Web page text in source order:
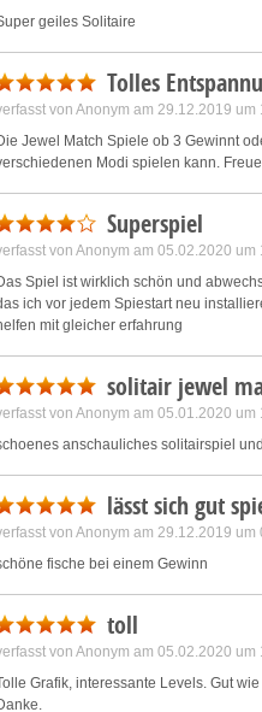
geiles Solitaire
Tolles
von Anonym am 29.12.2019 um
Jewel Match Spiele ob 3 Gewinnt
Modi spielen kann.
Superspiel
von Anonym am 05.02.2020 um
Spiel ist wirklich schön und
ich vor jedem Spiestart neu
mit gleicher erfahrung
solitair jewel
von Anonym am 05.01.2020 um
anschauliches solitairspiel
lässt sich gut
von Anonym am 29.12.2019 um
fische bei einem Gewinn
toll
von Anonym am 05.02.2020 um
Grafik, interessante Levels. Gut